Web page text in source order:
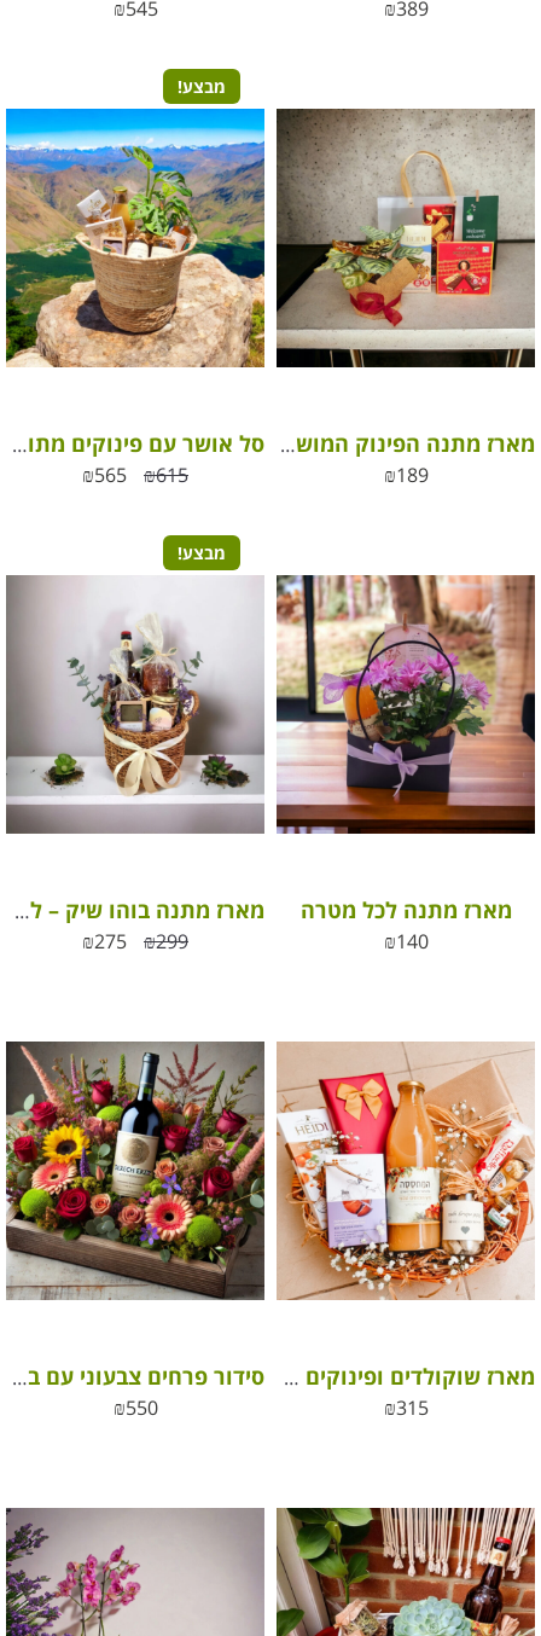
₪389
₪545
מארז מתנה הפינוק המושלם
₪189
מבצע!
סל אושר עם פינוקים מתוקים – מארז בסופר סטייל
₪615
₪565
מארז מתנה לכל מטרה
₪140
מבצע!
מארז מתנה בוהו שיק – להעניק בסטייל לעובדים שלכם
₪299
₪275
מארז שוקולדים ופינוקים גדול
₪315
סידור פרחים צבעוני עם בקבוק יין אדום איכותי
₪550